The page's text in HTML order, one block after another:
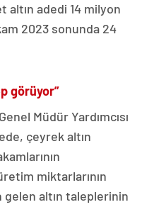
altın adedi 14 milyon
2023 sonunda 24
görüyor”
Müdür Yardımcısı
çeyrek altın
miktarlarının
altın taleplerinin